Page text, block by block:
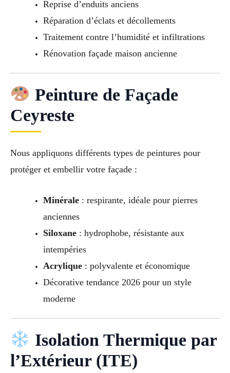
Reprise d’enduits anciens
Réparation d’éclats et décollements
Traitement contre l’humidité et infiltrations
Rénovation façade maison ancienne
Peinture de Façade
Ceyreste
Nous appliquons différents types de peintures pour
protéger et embellir votre façade :
Minérale: respirante, idéale pour pierres
anciennes
Siloxane: hydrophobe, résistante aux
intempéries
Acrylique: polyvalente et économique
Décorative tendance 2026 pour un style
moderne
Isolation Thermique par
l’Extérieur (ITE)